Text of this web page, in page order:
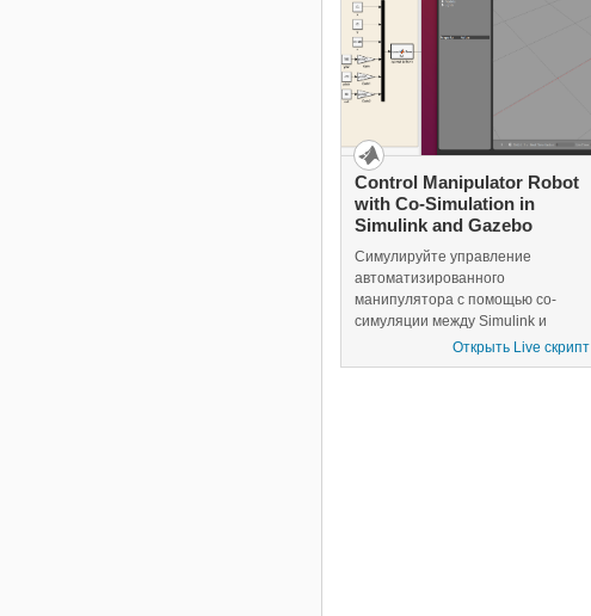
аппроксимированной желаемой
скорости конца инструмента руки
(EOAT).
Control Manipulator Robot
with Co-Simulation in
Simulink and Gazebo
Симулируйте управление
автоматизированного
манипулятора с помощью co-
симуляции между Simulink и
Gazebo. Пример использует
Simulink™, чтобы смоделировать
Открыть Live скрипт